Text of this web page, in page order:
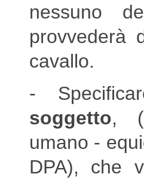
nessuno
provvederà
cavallo.
-
soggetto,
umano -
DPA), che